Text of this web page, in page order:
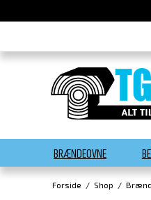
BRÆNDEOVNE
Forside / Shop /